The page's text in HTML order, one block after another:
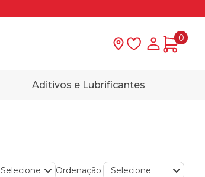
Lista deMinha
0
Aditivos e Lubrificantes
Ordenação: